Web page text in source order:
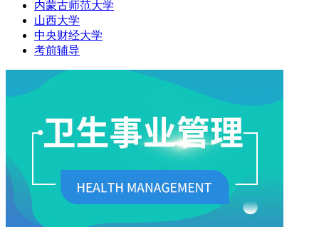
内蒙古师范大学
山西大学
中央财经大学
考前辅导